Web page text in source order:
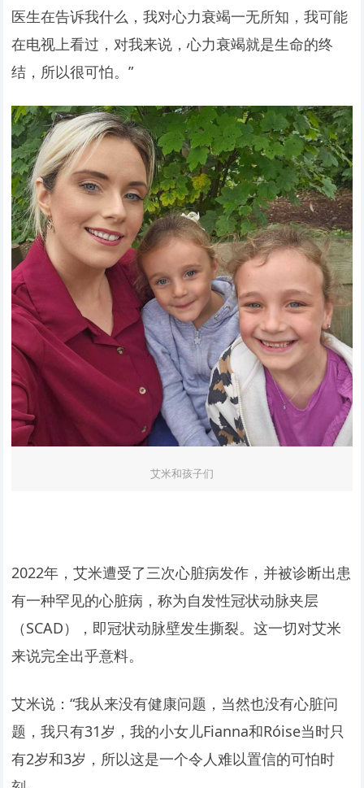
医生在告诉我什么，我对心力衰竭一无所知，我可能
在电视上看过，对我来说，心力衰竭就是生命的终
结，所以很可怕。”
艾米和孩子们
2022年，艾米遭受了三次心脏病发作，并被诊断出患
有一种罕见的心脏病，称为自发性冠状动脉夹层
（SCAD），即冠状动脉壁发生撕裂。这一切对艾米
来说完全出乎意料。
艾米说：“我从来没有健康问题，当然也没有心脏问
题，我只有31岁，我的小女儿Fianna和Róise当时只
有2岁和3岁，所以这是一个令人难以置信的可怕时